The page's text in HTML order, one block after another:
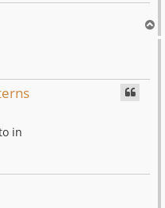
o
in